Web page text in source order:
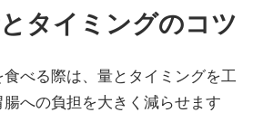
タイミングのコツ
べる際は、量とタイミングを工
への負担を大きく減らせます